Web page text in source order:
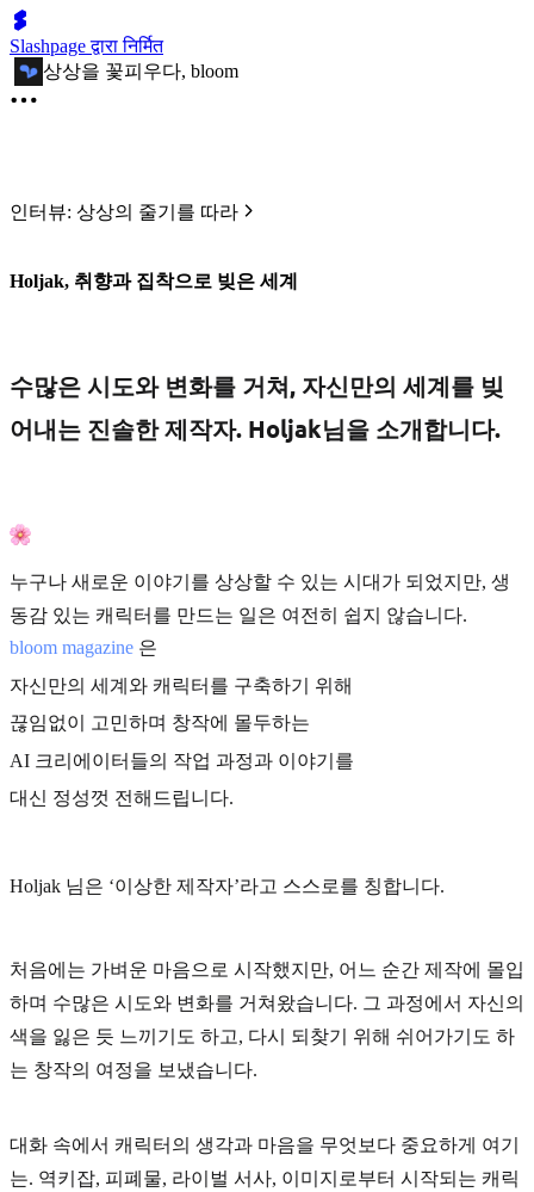
Slashpage द्वारा निर्मित
상상을 꽃피우다, bloom
인터뷰: 상상의 줄기를 따라
Holjak, 취향과 집착으로 빚은 세계
수많은 시도와 변화를 거쳐, 자신만의 세계를 빚
어내는 진솔한 제작자. Holjak님을 소개합니다.
누구나 새로운 이야기를 상상할 수 있는 시대가 되었지만, 생
동감 있는 캐릭터를 만드는 일은 여전히 쉽지 않습니다.
bloom magazine 은
자신만의 세계와 캐릭터를 구축하기 위해
끊임없이 고민하며 창작에 몰두하는
AI 크리에이터들의 작업 과정과 이야기를
대신 정성껏 전해드립니다.
Holjak 님은 ‘이상한 제작자’라고 스스로를 칭합니다.
처음에는 가벼운 마음으로 시작했지만, 어느 순간 제작에 몰입
하며 수많은 시도와 변화를 거쳐왔습니다. 그 과정에서 자신의
색을 잃은 듯 느끼기도 하고, 다시 되찾기 위해 쉬어가기도 하
는 창작의 여정을 보냈습니다.
대화 속에서 캐릭터의 생각과 마음을 무엇보다 중요하게 여기
는. 역키잡, 피폐물, 라이벌 서사, 이미지로부터 시작되는 캐릭